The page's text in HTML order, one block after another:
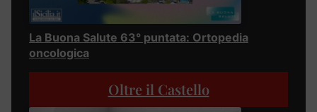
La Buona Salute 63° puntata: Ortopedia
oncologica
Oltre il Castello